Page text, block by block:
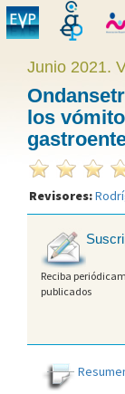
Junio 2021.
los
Revisores:
Reciba
publicados